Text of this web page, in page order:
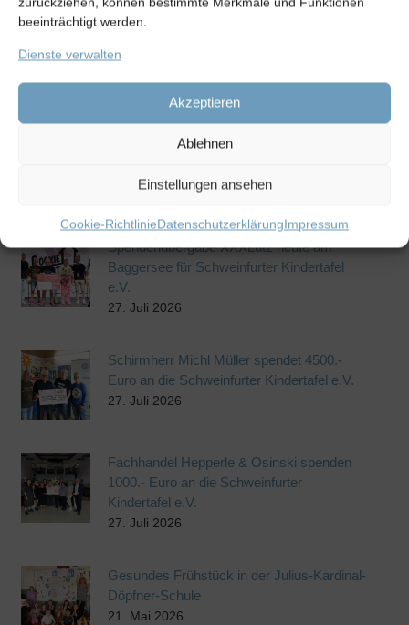
beeinträchtigt werden.
Dienste verwalten
Akzeptieren
Ablehnen
Einstellungen ansehen
Cookie-RichtlinieDatenschutzerklärungImpressum
nur das gesunde Frühstück für Kinder zählt, sondern
auch der Gabenzaun, die Suppenküche und ganz neu
die Aktion Weihnachtshaus, bei der bedürftige Kinder
einen Herzenswunsch erfüllt bekommen.
Spendenübergabe XXXLutz heute am
Baggersee für Schweinfurter Kindertafel
e.V.
27. Juli 2026
Schirmherr Michl Müller spendet 4500.-
Euro an die Schweinfurter Kindertafel e.V.
27. Juli 2026
Fachhandel Hepperle & Osinski spenden
1000.- Euro an die Schweinfurter
Kindertafel e.V.
27. Juli 2026
Gesundes Frühstück in der Julius-Kardinal-
Döpfner-Schule
21. Mai 2026